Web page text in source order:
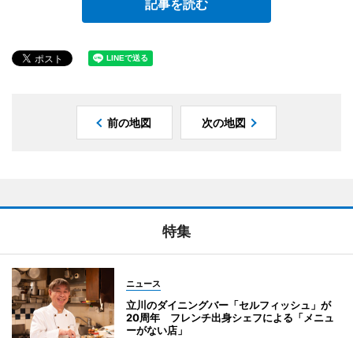
記事を読む
前の地図 次の地図
特集
ニュース
立川のダイニングバー「セルフィッシュ」が
20周年 フレンチ出身シェフによる「メニュ
ーがない店」